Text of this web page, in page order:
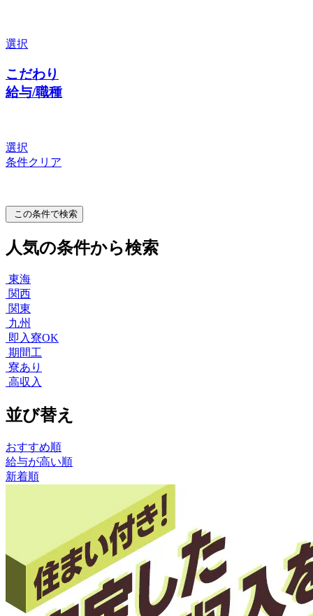
選択
こだわり
給与/職種
選択
条件クリア
この条件で検索
人気の条件から検索
東海
関西
関東
九州
即入寮OK
期間工
寮あり
高収入
並び替え
おすすめ順
給与が高い順
新着順